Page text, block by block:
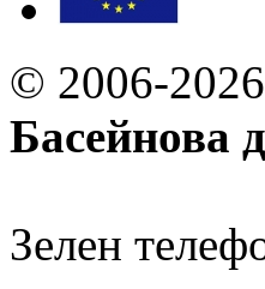
© 2006-2026
Басейнова
Зелен